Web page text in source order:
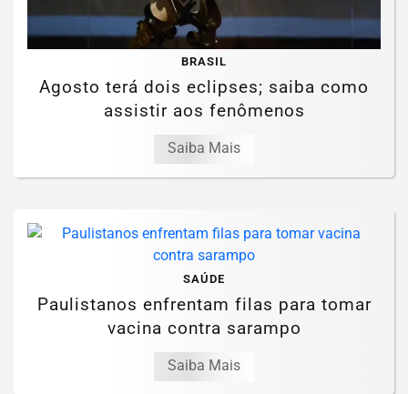
BRASIL
Agosto terá dois eclipses; saiba como
assistir aos fenômenos
Saiba Mais
SAÚDE
Paulistanos enfrentam filas para tomar
vacina contra sarampo
Saiba Mais